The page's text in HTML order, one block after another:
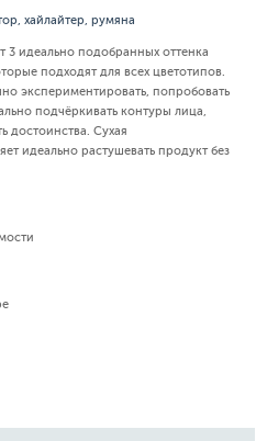
хайлайтер, румяна
3 идеально подобранных оттенка
подходят для всех цветотипов.
экспериментировать, попробовать
подчёркивать контуры лица,
достоинства. Сухая
идеально растушевать продукт без